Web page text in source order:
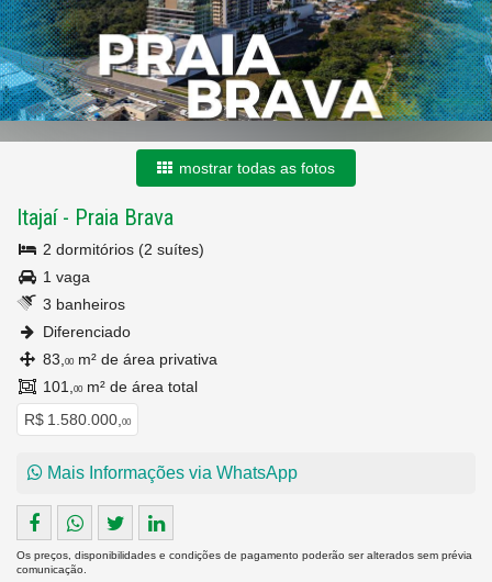
mostrar todas as fotos
Itajaí- Praia Brava
2 dormitórios (2 suítes)
1 vaga
3 banheiros
Diferenciado
83, 00 m² de área privativa
101,
00 m² de área total
R$ 1.580.000, 00
Mais Informações via WhatsApp
Os preços, disponibilidades e condições de pagamento poderão ser alterados sem prévia
comunicação.